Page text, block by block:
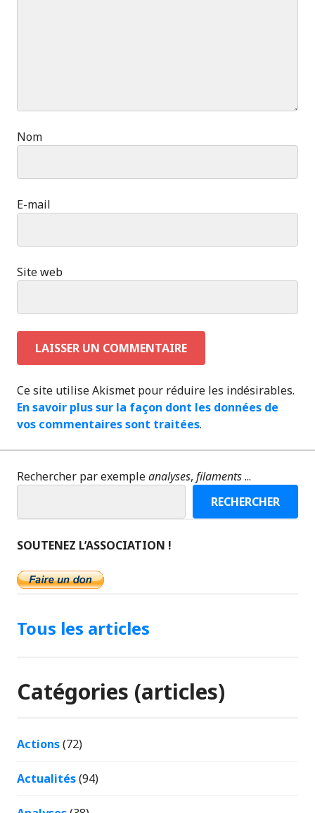
Nom
E-mail
Site web
Ce site utilise Akismet pour réduire les indésirables.
En savoir plus sur la façon dont les données de
vos commentaires sont traitées.
Rechercher par exempleanalyses, filaments...
RECHERCHER
SOUTENEZ L’ASSOCIATION !
Tous les articles
Catégories (articles)
Actions(72)
Actualités(94)